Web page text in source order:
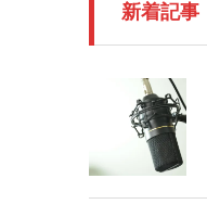
新着記事